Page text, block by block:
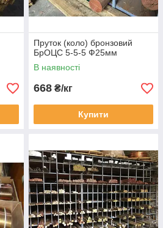
Пруток (коло) бронзовий
БрОЦС 5-5-5 Ф25мм
В наявності
668 ₴/кг
Купити